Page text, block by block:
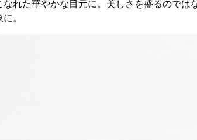
なれた華やかな目元に。美しさを盛るので
。